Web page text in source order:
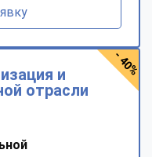
и
отрасли
- 40%